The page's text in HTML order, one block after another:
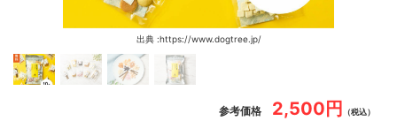
出典 :https://www.dogtree.jp/
参考価格 2,500円 （税込）